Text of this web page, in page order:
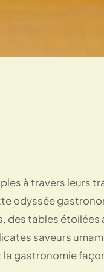
à travers leurs
odyssée
des tables étoilées
saveurs
gastronomie